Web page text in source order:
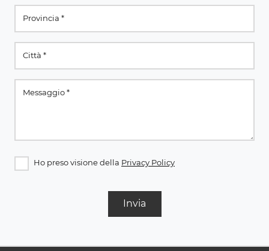
Ho preso visione della Privacy Policy
Invia